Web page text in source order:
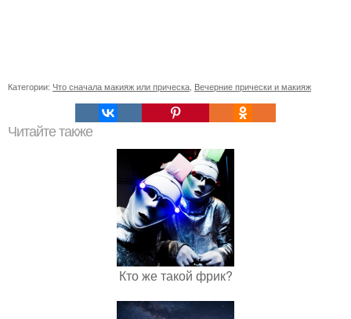
Категории: Что сначала макияж или прическа Вечерние прически и макияж
Читайте также
Кто же такой фрик?